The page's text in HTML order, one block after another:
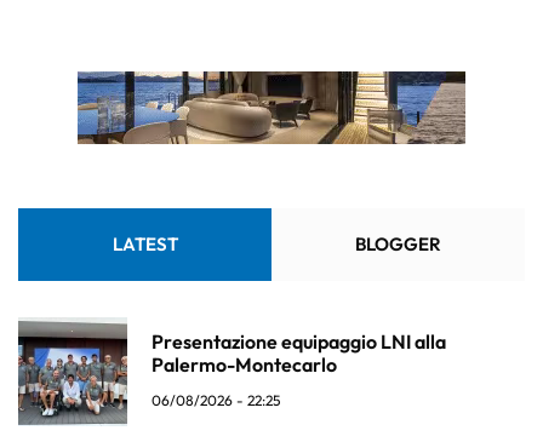
LATEST BLOGGER
Presentazione equipaggio LNI alla
Palermo-Montecarlo
06/08/2026 - 22:25